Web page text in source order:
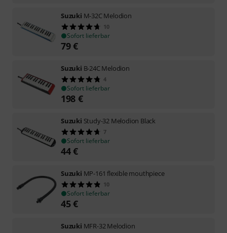
Suzuki M-32C Melodion
10
Sofort lieferbar
79€
Suzuki B-24C Melodion
4
Sofort lieferbar
198 €
Suzuki Study-32 Melodion Black
7
Sofort lieferbar
44€
Suzuki MP-161 flexible mouthpiece
10
Sofort lieferbar
45€
Suzuki MFR-32 Melodion